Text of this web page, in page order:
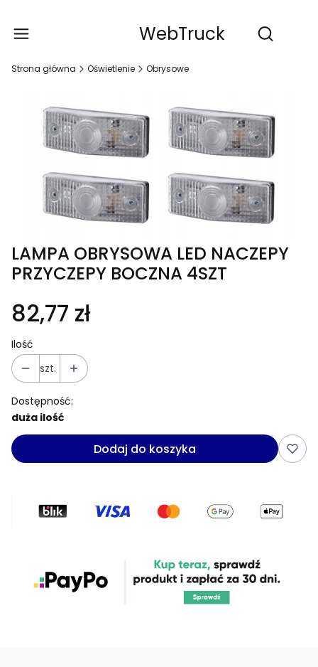
WebTruck Otwórz
Strona główna Oświetlenie Obrysowe
LAMPA OBRYSOWA LED NACZEPY
PRZYCZEPY BOCZNA 4SZT
82,77 zł
Ilość
szt.
Dostępność:
duża ilość
Dodaj do koszyka